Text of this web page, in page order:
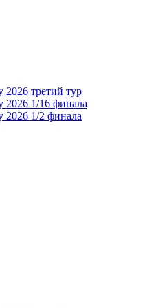
третий тур
2026 1/16 финала
2026 1/2 финала